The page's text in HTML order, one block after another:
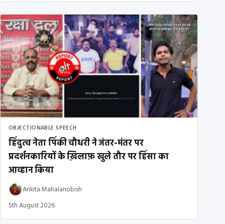
OBJECTIONABLE SPEECH
हिंदुत्व नेता पिंकी चौधरी ने जंतर-मंतर पर
प्रदर्शनकारियों के ख़िलाफ़ खुले तौर पर हिंसा का
आव्हान किया
Ankita Mahalanobish
5th August 2026